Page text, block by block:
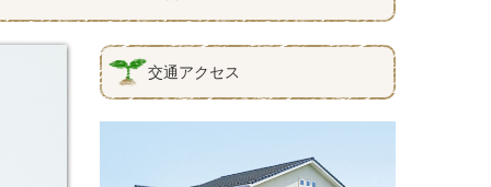
交通アクセス